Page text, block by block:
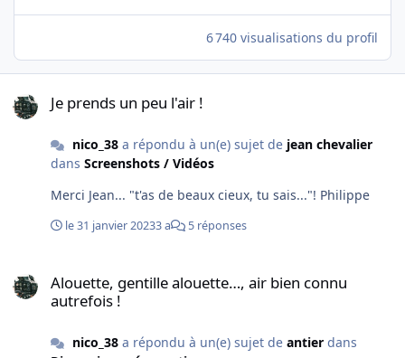
6 740 visualisations du profil
Je prends un peu l'air !
nico_38a répondu à un(e) sujet de jean chevalier
dans Screenshots / Vidéos
Merci Jean... "t'as de beaux cieux, tu sais..."! Philippe
le 31 janvier 20233 a 5 réponses
Alouette, gentille alouette…, air bien connu
autrefois !
nico_38a répondu à un(e) sujet de antierdans